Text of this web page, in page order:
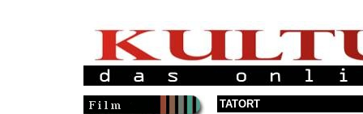
TATORT